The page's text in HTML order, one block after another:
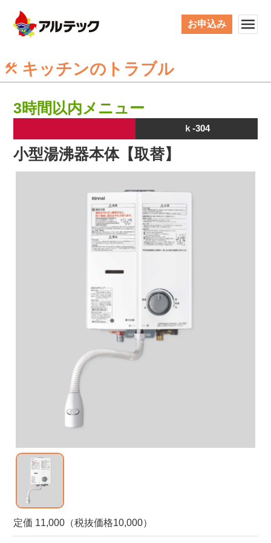
お申込み
キッチンのトラブル
3時間以内メニュー
ｋ-304
小型湯沸器本体【取替】
定価 11,000（税抜価格10,000）